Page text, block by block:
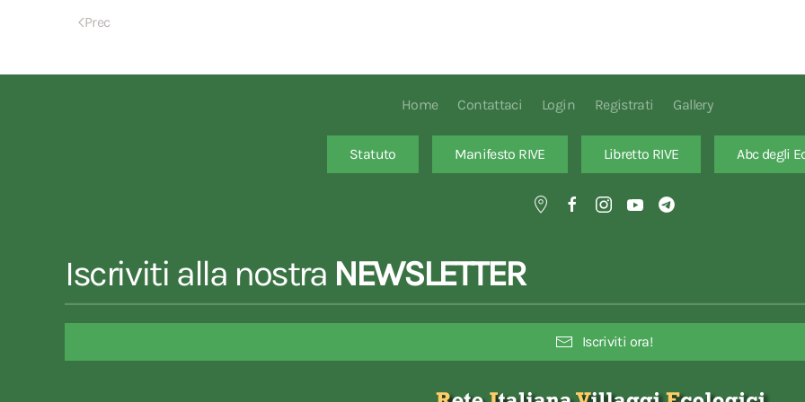
Prec
Home Contattaci Login Registrati Gallery
Statuto Manifesto RIVE Libretto RIVE Abc degli
Iscriviti alla nostra NEWSLETTER
Iscriviti ora!